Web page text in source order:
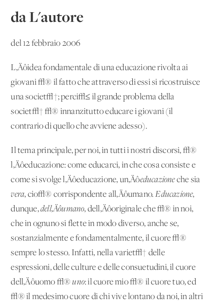
da L'autore
del 12 febbraio 2006
L‚Äôidea fondamentale di una educazione rivolta ai
giovani √® il fatto che attraverso di essi si ricostruisce
una societ√†; perci√≤ il grande problema della
societ√† √® innanzitutto educare i giovani (il
contrario di quello che avviene adesso).
Il tema principale, per noi, in tutti i nostri discorsi, √®
l‚Äôeducazione: come educarci, in che cosa consiste e
come si svolge l‚Äôeducazione, un‚Äôeducazioneche sia
vera, cio√® corrispondente all‚Äôumano.Educazione,
dunque,dell‚Äôumano, dell‚Äôoriginale che √® in noi,
che in ognuno si flette in modo diverso, anche se,
sostanzialmente e fondamentalmente, il cuore √®
sempre lo stesso. Infatti, nella variet√† delle
espressioni, delle culture e delle consuetudini, il cuore
dell‚Äôuomo √®uno: il cuore mio √® il cuore tuo, ed
√® il medesimo cuore di chi vive lontano da noi, in altri